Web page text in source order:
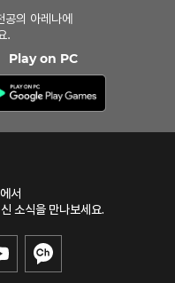
의 아레나에
.
Play on PC
서
소식을 만나보세요.